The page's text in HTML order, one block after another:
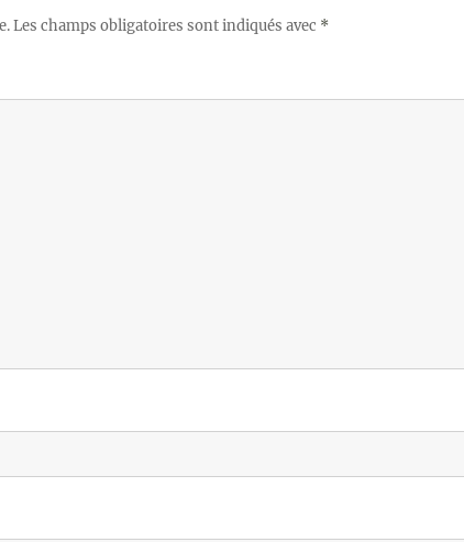
Les champs obligatoires sont indiqués avec *